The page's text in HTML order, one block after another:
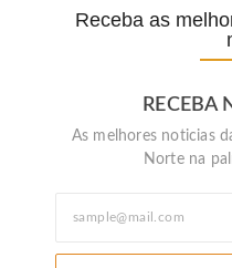
Receba as
RECEBA
As melhores noticias
Norte na